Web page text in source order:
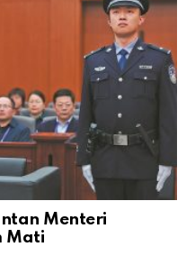
Menteri
Mati